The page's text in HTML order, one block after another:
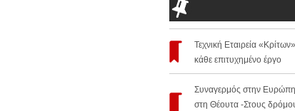
Τεχνική Εταιρεία
κάθε επιτυχημένο έργο
Συναγερμός στην
στη Θέουτα -Στους